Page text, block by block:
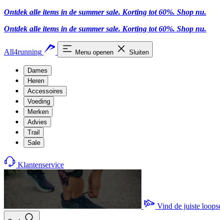
Ontdek alle items in de summer sale. Korting tot 60%. Shop nu.
Ontdek alle items in de summer sale. Korting tot 60%. Shop nu.
All4running Menu openen Sluiten
Dames
Heren
Accessoires
Voeding
Merken
Advies
Trail
Sale
Klantenservice
Vind de juiste